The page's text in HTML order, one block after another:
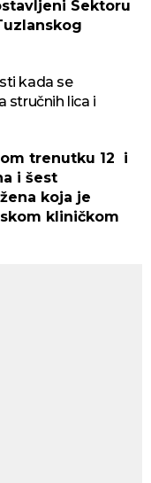
Sektoru
kada se
stručnih lica i
trenutku 12 i
i šest
koja je
kliničkom